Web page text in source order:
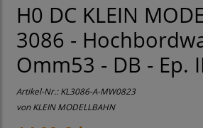
H0 DC KLEIN
3086 -
Omm53 - DB - Ep.
Artikel-Nr.:KL3086-A-MW0823
vonKLEIN MODELLBAHN